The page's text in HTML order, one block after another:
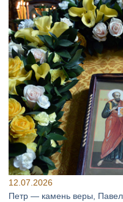
12.07.2026
Петр — камень веры,